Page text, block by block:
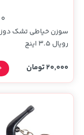
0
سوزن خیاطی تشک
رویال 3.5 اینچ
20,000 تومان